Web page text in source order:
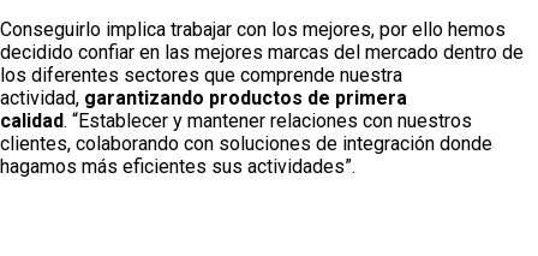
Conseguirlo implica trabajar con los mejores, por ello hemos
decidido confiar en las mejores marcas del mercado dentro de
los diferentes sectores que comprende nuestra
actividad, garantizando productos de primera
calidad. “Establecer y mantener relaciones con nuestros
clientes, colaborando con soluciones de integración donde
hagamos más eficientes sus actividades”.